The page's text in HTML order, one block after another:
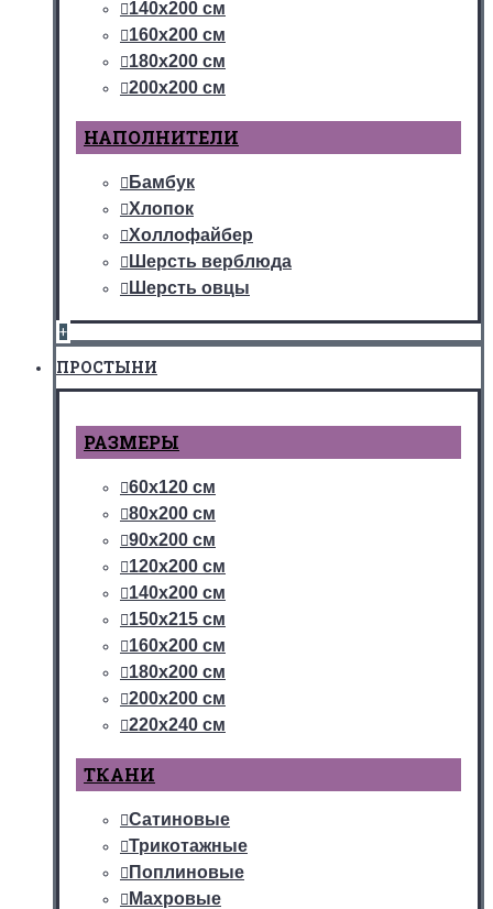
140х200 см
160х200 см
180х200 см
200х200 см
НАПОЛНИТЕЛИ
Бамбук
Хлопок
Холлофайбер
Шерсть верблюда
Шерсть овцы
+
ПРОСТЫНИ
РАЗМЕРЫ
60х120 см
80х200 см
90х200 см
120х200 см
140х200 см
150х215 см
160х200 см
180х200 см
200х200 см
220х240 см
ТКАНИ
Сатиновые
Трикотажные
Поплиновые
Махровые